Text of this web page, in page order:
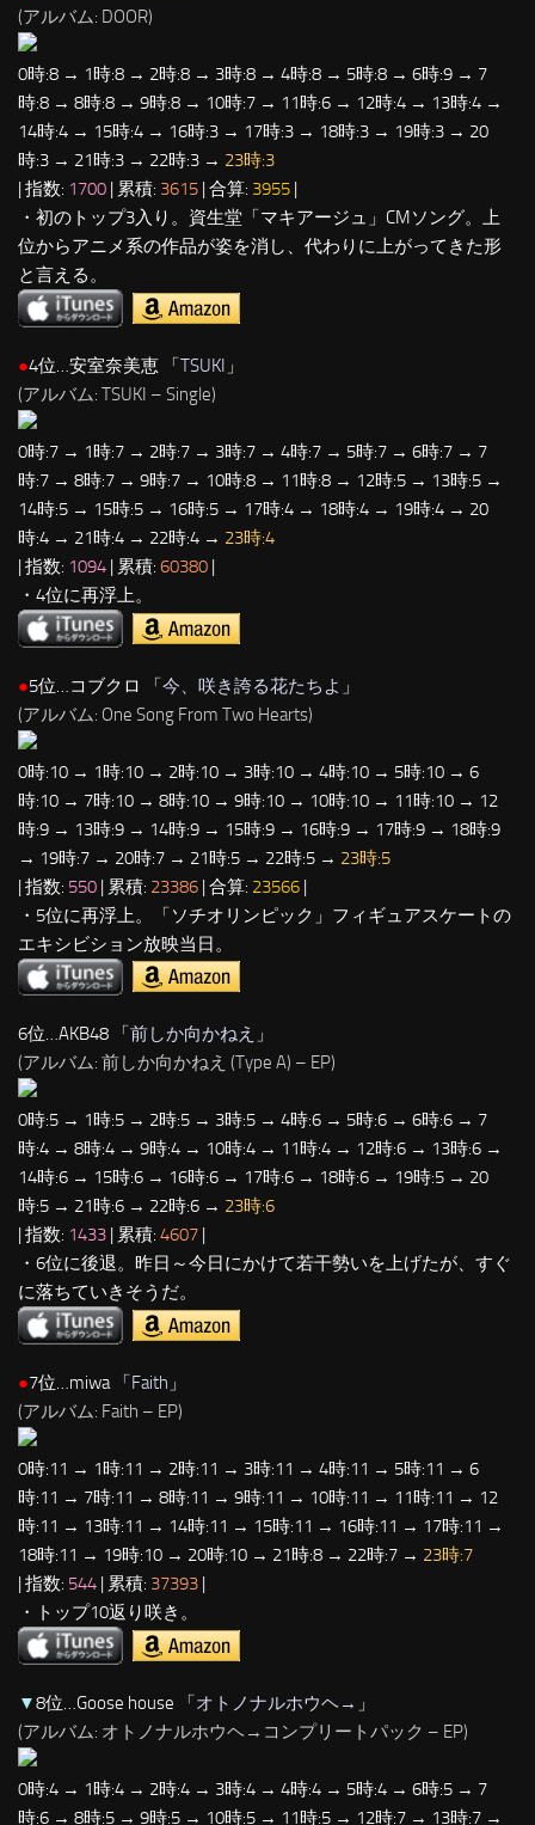
(アルバム: DOOR)
0時:8 → 1時:8 → 2時:8 → 3時:8 → 4時:8 → 5時:8 → 6時:9 → 7
時:8 → 8時:8 → 9時:8 → 10時:7 → 11時:6 → 12時:4 → 13時:4 →
14時:4 → 15時:4 → 16時:3 → 17時:3 → 18時:3 → 19時:3 → 20
時:3 → 21時:3 → 22時:3 → 23時:3
| 指数: 1700 | 累積: 3615 | 合算: 3955 |
・初のトップ3入り。資生堂「マキアージュ」CMソング。上
位からアニメ系の作品が姿を消し、代わりに上がってきた形
と言える。
●4位…安室奈美恵 「TSUKI 」
(アルバム: TSUKI – Single)
0時:7 → 1時:7 → 2時:7 → 3時:7 → 4時:7 → 5時:7 → 6時:7 → 7
時:7 → 8時:7 → 9時:7 → 10時:8 → 11時:8 → 12時:5 → 13時:5 →
14時:5 → 15時:5 → 16時:5 → 17時:4 → 18時:4 → 19時:4 → 20
時:4 → 21時:4 → 22時:4 → 23時:4
| 指数: 1094 | 累積: 60380 |
・4位に再浮上。
●5位…コブクロ 「今、咲き誇る花たちよ 」
(アルバム: One Song From Two Hearts)
0時:10 → 1時:10 → 2時:10 → 3時:10 → 4時:10 → 5時:10 → 6
時:10 → 7時:10 → 8時:10 → 9時:10 → 10時:10 → 11時:10 → 12
時:9 → 13時:9 → 14時:9 → 15時:9 → 16時:9 → 17時:9 → 18時:9
→ 19時:7 → 20時:7 → 21時:5 → 22時:5 → 23時:5
| 指数: 550 | 累積: 23386 | 合算: 23566 |
・5位に再浮上。「ソチオリンピック」フィギュアスケートの
エキシビション放映当日。
6位…AKB48 「 前しか向かねえ 」
(アルバム: 前しか向かねえ (Type A) – EP)
0時:5 → 1時:5 → 2時:5 → 3時:5 → 4時:6 → 5時:6 → 6時:6 → 7
時:4 → 8時:4 → 9時:4 → 10時:4 → 11時:4 → 12時:6 → 13時:6 →
14時:6 → 15時:6 → 16時:6 → 17時:6 → 18時:6 → 19時:5 → 20
時:5 → 21時:6 → 22時:6 → 23時:6
| 指数: 1433 | 累積: 4607
・6位に後退。昨日～今日にかけて若干勢いを上げたが、すぐ
に落ちていきそうだ。
●7位…miwa 「Faith 」
(アルバム: Faith – EP)
0時:11 → 1時:11 → 2時:11 → 3時:11 → 4時:11 → 5時:11 → 6
時:11 → 7時:11 → 8時:11 → 9時:11 → 10時:11 → 11時:11 → 12
時:11 → 13時:11 → 14時:11 → 15時:11 → 16時:11 → 17時:11 →
18時:11 → 19時:10 → 20時:10 → 21時:8 → 22時:7 → 23時:7
| 指数: 544 | 累積: 37393 |
・トップ10返り咲き。
▼8位…Goose house 「オトノナルホウヘ→ 」
(アルバム: オトノナルホウヘ→コンプリートパック – EP)
0時:4 → 1時:4 → 2時:4 → 3時:4 → 4時:4 → 5時:4 → 6時:5 → 7
時:6 → 8時:5 → 9時:5 → 10時:5 → 11時:5 → 12時:7 → 13時:7 →